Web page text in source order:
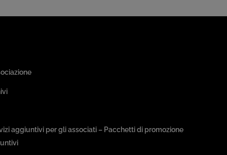
aggiuntivi per gli associati – Pacchetti di promozione